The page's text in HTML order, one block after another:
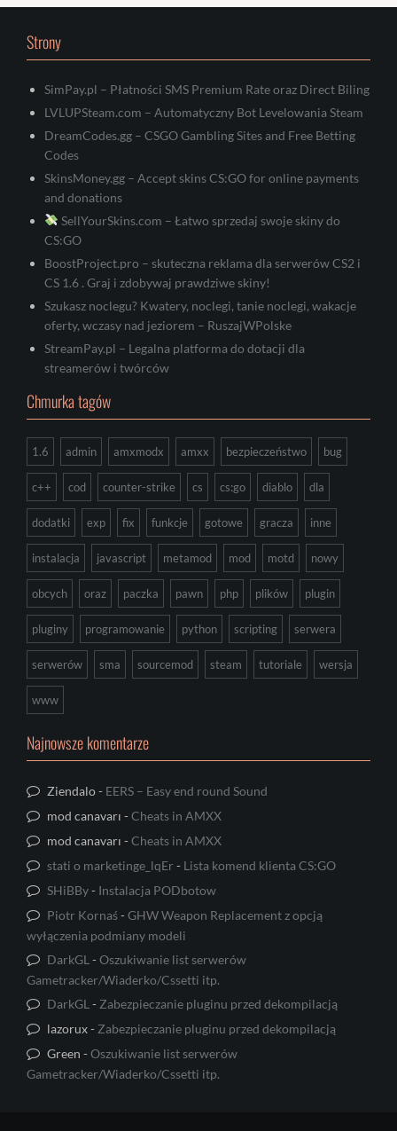
Strony
SimPay.pl – Płatności SMS Premium Rate oraz Direct Biling
LVLUPSteam.com – Automatyczny Bot Levelowania Steam
DreamCodes.gg – CSGO Gambling Sites and Free Betting
Codes
SkinsMoney.gg – Accept skins CS:GO for online payments
and donations
SellYourSkins.com – Łatwo sprzedaj swoje skiny do
CS:GO
BoostProject.pro – skuteczna reklama dla serwerów CS2 i
CS 1.6 . Graj i zdobywaj prawdziwe skiny!
Szukasz noclegu? Kwatery, noclegi, tanie noclegi, wakacje
oferty, wczasy nad jeziorem – RuszajWPolske
StreamPay.pl – Legalna platforma do dotacji dla
streamerów i twórców
Chmurka tagów
1.6 admin amxmodx amxx bezpieczeństwo bug
c++ cod counter-strike cs cs:go diablo dla
dodatki exp fix funkcje gotowe gracza inne
instalacja javascript metamod mod motd nowy
obcych oraz paczka pawn php plików plugin
pluginy programowanie python scripting serwera
serwerów sma sourcemod steam tutoriale wersja
www
Najnowsze komentarze
Ziendalo- EERS – Easy end round Sound
mod canavarı -Cheats in AMXX
mod canavarı -Cheats in AMXX
stati o marketinge_lqEr - Lista komend klienta CS:GO
SHiBBy- Instalacja PODbotow
Piotr Kornaś-GHW Weapon Replacement z opcją
wyłączenia podmiany modeli
DarkGL -Oszukiwanie list serwerów
Gametracker/Wiaderko/Cssetti itp.
DarkGL - Zabezpieczanie pluginu przed dekompilacją
lazorux- Zabezpieczanie pluginu przed dekompilacją
Green -Oszukiwanie list serwerów
Gametracker/Wiaderko/Cssetti itp.